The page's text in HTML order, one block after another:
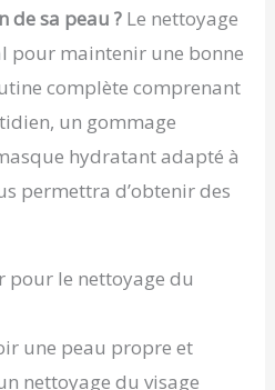
de sa peau ? Le nettoyage
pour maintenir une bonne
complète comprenant
un gommage
hydratant adapté à
permettra d’obtenir des
le nettoyage du
une peau propre et
nettoyage du visage